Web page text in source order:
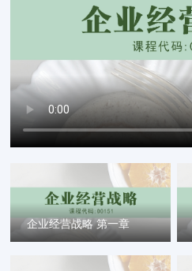
企业经营战略 第一章